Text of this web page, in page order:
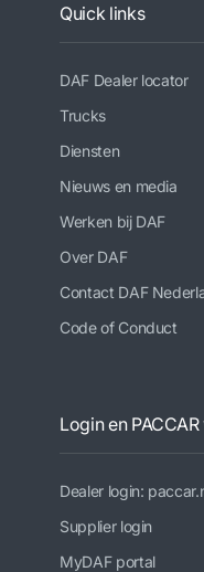
Quick links
DAF Dealer locator
Trucks
Diensten
Nieuws en media
Werken bij DAF
Over DAF
Contact DAF
Code of Conduct
Login en
Dealer login:
Supplier login
MyDAF portal